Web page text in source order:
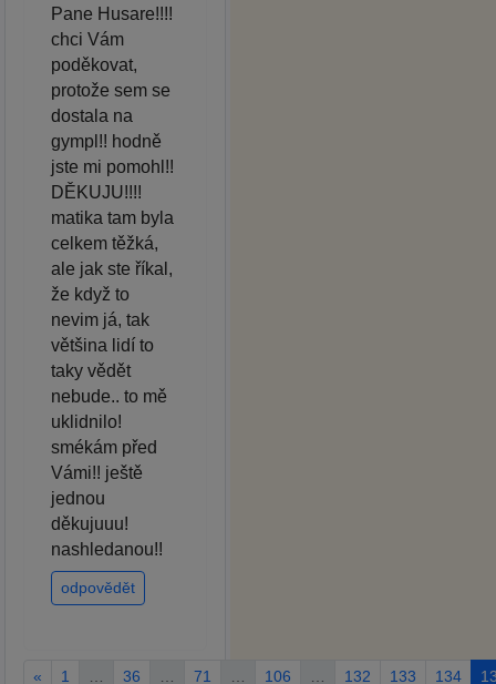
Pane Husare!!!!
chci Vám
poděkovat,
protože sem se
dostala na
gympl!! hodně
jste mi pomohl!!
DĚKUJU!!!!
matika tam byla
celkem těžká,
ale jak ste říkal,
že když to
nevim já, tak
většina lidí to
taky vědět
nebude.. to mě
uklidnilo!
smékám před
Vámi!! ještě
jednou
děkujuuu!
nashledanou!!
odpovědět
« 1 … 36 … 71 … 106 … 132 133 134